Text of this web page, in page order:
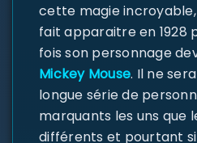
cette magie incroyable,
fait apparaitre en 1928
fois son personnage
Mickey Mouse. Il ne
longue série de
marquants les uns que
différents et pourtant